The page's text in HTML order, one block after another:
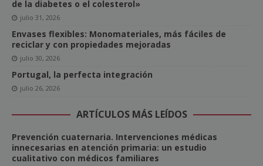
de la diabetes o el colesterol»
julio 31, 2026
Envases flexibles: Monomateriales, más fáciles de
reciclar y con propiedades mejoradas
julio 30, 2026
Portugal, la perfecta integración
julio 26, 2026
ARTÍCULOS MÁS LEÍDOS
Prevención cuaternaria. Intervenciones médicas
innecesarias en atención primaria: un estudio
cualitativo con médicos familiares